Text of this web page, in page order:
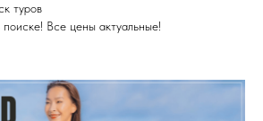
туров
Все цены актуальные!